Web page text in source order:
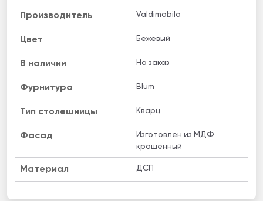
Производитель Valdimobila
Цвет Бежевый
B наличии На заказ
Фурнитура Blum
Тип столешницы Кварц
Фасад
Изготовлен из МДФ
крашенный
Материал ДСП